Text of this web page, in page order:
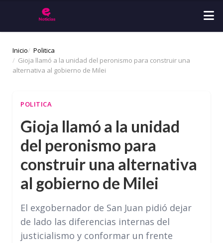
Inicio
Politica
Gioja llamó a la unidad del peronismo para construir una
alternativa al gobierno de Milei
POLITICA
Gioja llamó a la unidad
del peronismo para
construir una alternativa
al gobierno de Milei
El exgobernador de San Juan pidió dejar
de lado las diferencias internas del
justicialismo y conformar un frente